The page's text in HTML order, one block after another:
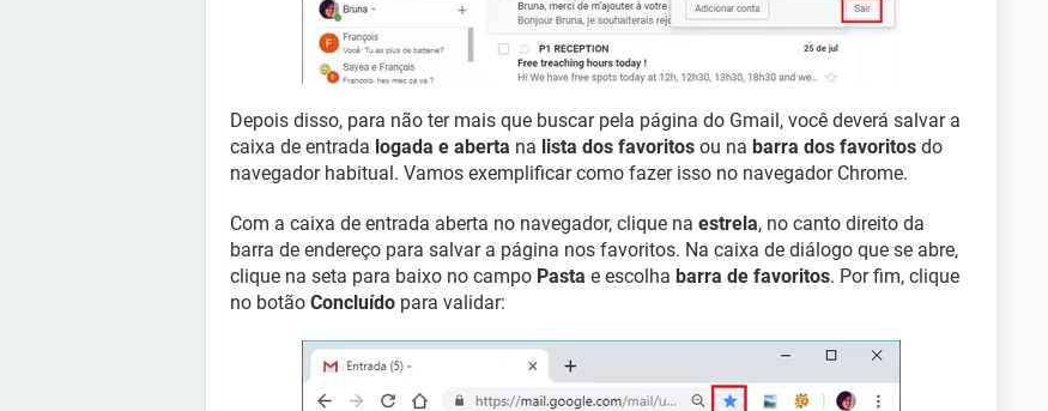
Depois disso, para não ter mais que buscar pela página do Gmail, você deverá salvar a
caixa de entrada logada e aberta na lista dos favoritos ou na barra dos favoritos do
navegador habitual. Vamos exemplificar como fazer isso no navegador Chrome.
Com a caixa de entrada aberta no navegador, clique na estrela, no canto direito da
barra de endereço para salvar a página nos favoritos. Na caixa de diálogo que se abre,
clique na seta para baixo no campo Pasta e escolha barra de favoritos. Por fim, clique
no botão Concluído para validar: